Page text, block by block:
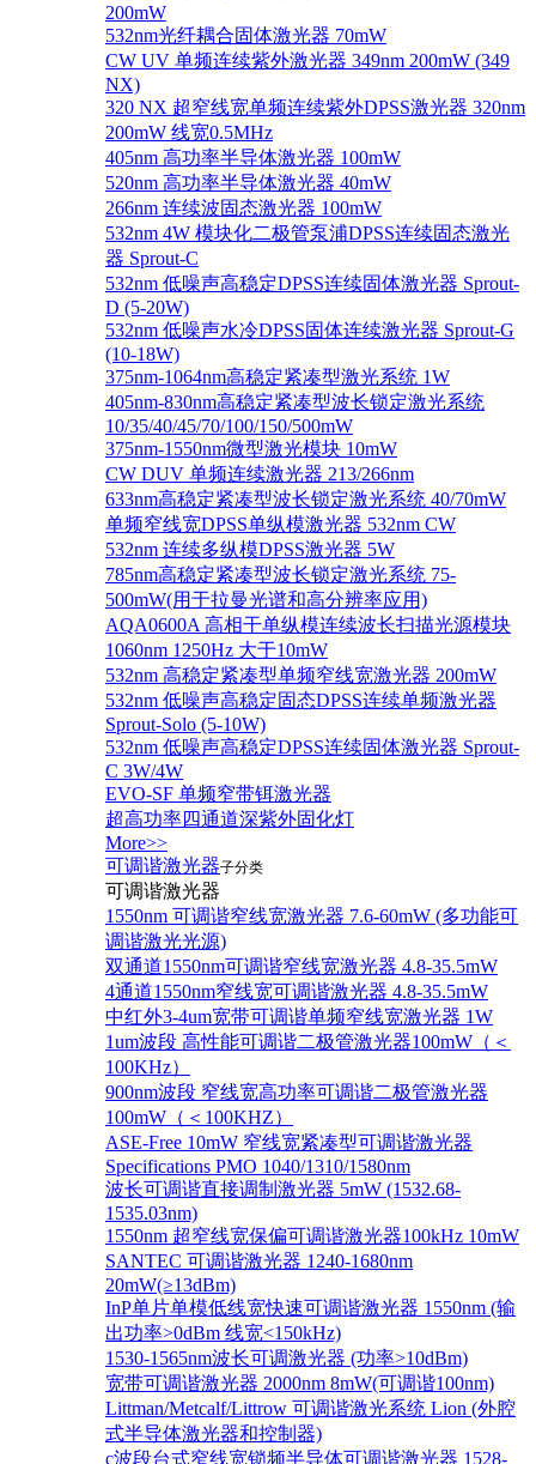
200mW
532nm光纤耦合固体激光器 70mW
CW UV 单频连续紫外激光器 349nm 200mW (349
NX)
320 NX 超窄线宽单频连续紫外DPSS激光器 320nm
200mW 线宽0.5MHz
405nm 高功率半导体激光器 100mW
520nm 高功率半导体激光器 40mW
266nm 连续波固态激光器 100mW
532nm 4W 模块化二极管泵浦DPSS连续固态激光
器 Sprout-C
532nm 低噪声高稳定DPSS连续固体激光器 Sprout-
D (5-20W)
532nm 低噪声水冷DPSS固体连续激光器 Sprout-G
(10-18W)
375nm-1064nm高稳定紧凑型激光系统 1W
405nm-830nm高稳定紧凑型波长锁定激光系统
10/35/40/45/70/100/150/500mW
375nm-1550nm微型激光模块 10mW
CW DUV 单频连续激光器 213/266nm
633nm高稳定紧凑型波长锁定激光系统 40/70mW
单频窄线宽DPSS单纵模激光器 532nm CW
532nm 连续多纵模DPSS激光器 5W
785nm高稳定紧凑型波长锁定激光系统 75-
500mW(用于拉曼光谱和高分辨率应用)
AQA0600A 高相干单纵模连续波长扫描光源模块
1060nm 1250Hz 大于10mW
532nm 高稳定紧凑型单频窄线宽激光器 200mW
532nm 低噪声高稳定固态DPSS连续单频激光器
Sprout‐Solo (5-10W)
532nm 低噪声高稳定DPSS连续固体激光器 Sprout-
C 3W/4W
EVO-SF 单频窄带铒激光器
超高功率四通道深紫外固化灯
More>>
可调谐激光器子分类
可调谐激光器
1550nm 可调谐窄线宽激光器 7.6-60mW (多功能可
调谐激光光源)
双通道1550nm可调谐窄线宽激光器 4.8-35.5mW
4通道1550nm窄线宽可调谐激光器 4.8-35.5mW
中红外3-4um宽带可调谐单频窄线宽激光器 1W
1um波段 高性能可调谐二极管激光器100mW（＜
100KHz）
900nm波段 窄线宽高功率可调谐二极管激光器
100mW（＜100KHZ）
ASE-Free 10mW 窄线宽紧凑型可调谐激光器
Specifications PMO 1040/1310/1580nm
波长可调谐直接调制激光器 5mW (1532.68-
1535.03nm)
1550nm 超窄线宽保偏可调谐激光器100kHz 10mW
SANTEC 可调谐激光器 1240-1680nm
20mW(≥13dBm)
InP单片单模低线宽快速可调谐激光器 1550nm (输
出功率>0dBm 线宽<150kHz)
1530-1565nm波长可调激光器 (功率>10dBm)
宽带可调谐激光器 2000nm 8mW(可调谐100nm)
Littman/Metcalf/Littrow 可调谐激光系统 Lion (外腔
式半导体激光器和控制器)
c波段台式窄线宽锁频半导体可调谐激光器 1528-